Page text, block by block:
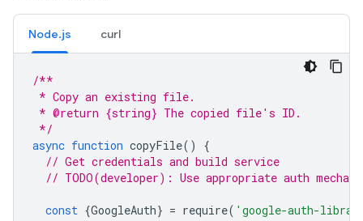
Node.js curl
/**
* Copy an existing file.
* @return {string} The copied file's ID.
*/
async function copyFile()
{
// Get credentials and build service
// TODO(developer): Use appropriate auth
const {GoogleAuth} = require( 'google-auth-